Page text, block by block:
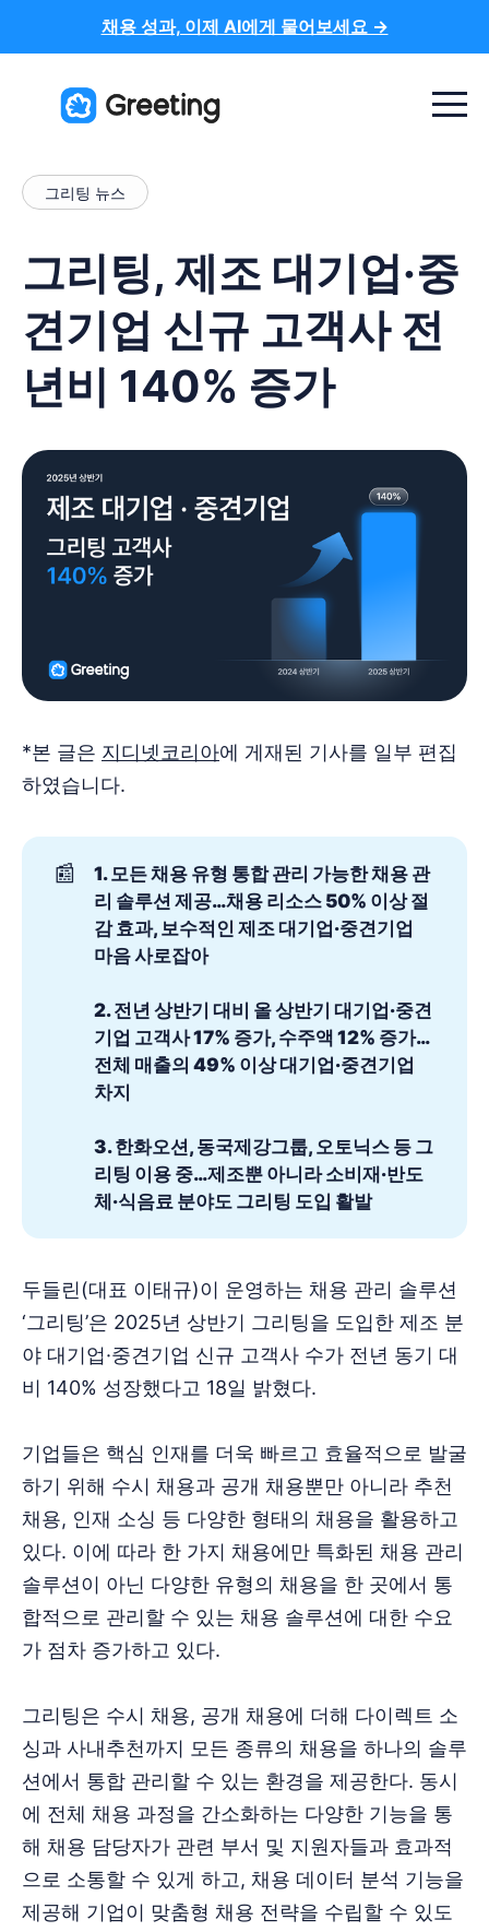
채용 성과, 이제 AI에게 물어보세요 →
Menu
그리팅 뉴스
그리팅, 제조 대기업·중
견기업 신규 고객사 전
년비 140% 증가
*본 글은 지디넷코리아에 게재된 기사를 일부 편집
하였습니다.
📰
1. 모든 채용 유형 통합 관리 가능한 채용 관
리 솔루션 제공…채용 리소스 50% 이상 절
감 효과, 보수적인 제조 대기업·중견기업
마음 사로잡아
2. 전년 상반기 대비 올 상반기 대기업·중견
기업 고객사 17% 증가, 수주액 12% 증가…
전체 매출의 49% 이상 대기업·중견기업
차지
3. 한화오션, 동국제강그룹, 오토닉스 등 그
리팅 이용 중…제조뿐 아니라 소비재·반도
체·식음료 분야도 그리팅 도입 활발
두들린(대표 이태규)이 운영하는 채용 관리 솔루션
‘그리팅’은 2025년 상반기 그리팅을 도입한 제조 분
야 대기업·중견기업 신규 고객사 수가 전년 동기 대
비 140% 성장했다고 18일 밝혔다.
기업들은 핵심 인재를 더욱 빠르고 효율적으로 발굴
하기 위해 수시 채용과 공개 채용뿐만 아니라 추천
채용, 인재 소싱 등 다양한 형태의 채용을 활용하고
있다. 이에 따라 한 가지 채용에만 특화된 채용 관리
솔루션이 아닌 다양한 유형의 채용을 한 곳에서 통
합적으로 관리할 수 있는 채용 솔루션에 대한 수요
가 점차 증가하고 있다.
그리팅은 수시 채용, 공개 채용에 더해 다이렉트 소
싱과 사내추천까지 모든 종류의 채용을 하나의 솔루
션에서 통합 관리할 수 있는 환경을 제공한다. 동시
에 전체 채용 과정을 간소화하는 다양한 기능을 통
해 채용 담당자가 관련 부서 및 지원자들과 효과적
으로 소통할 수 있게 하고, 채용 데이터 분석 기능을
제공해 기업이 맞춤형 채용 전략을 수립할 수 있도